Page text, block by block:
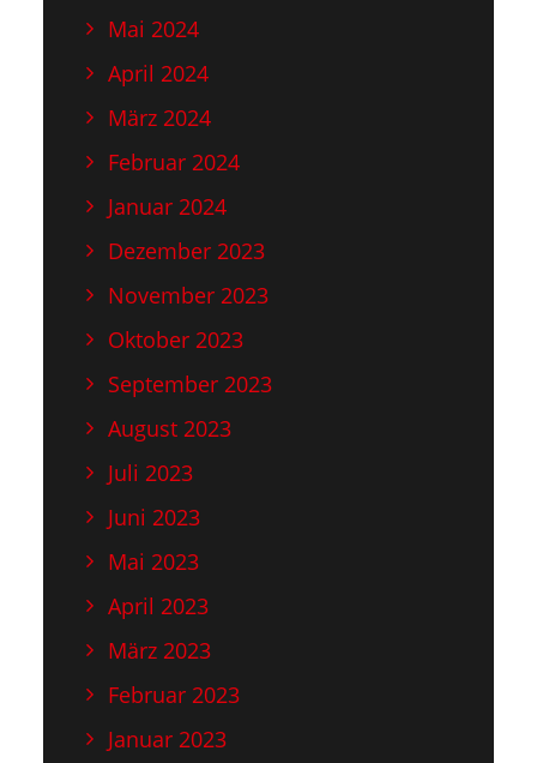
Mai 2024
April 2024
März 2024
Februar 2024
Januar 2024
Dezember 2023
November 2023
Oktober 2023
September 2023
August 2023
Juli 2023
Juni 2023
Mai 2023
April 2023
März 2023
Februar 2023
Januar 2023